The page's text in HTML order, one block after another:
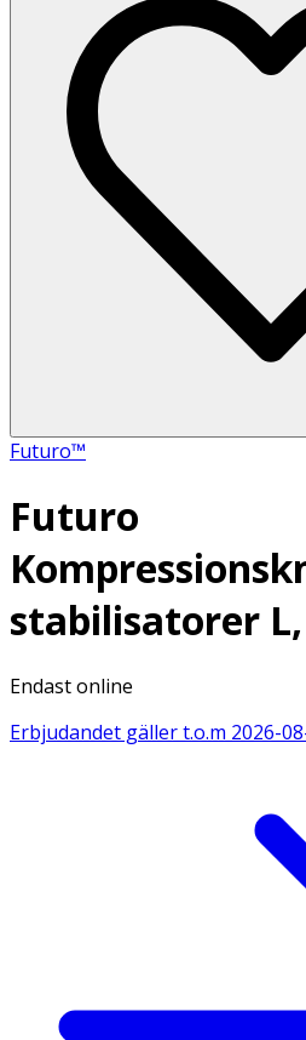
Futuro™
Futuro
stabilisatorer
Endast online
Erbjudandet gäller t.o.m 2026-